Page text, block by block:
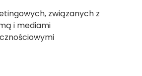
mnie o dostępności
związanych z
i mediami